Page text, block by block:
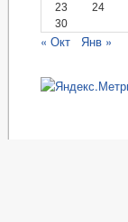
23
24
30
« Окт Янв »